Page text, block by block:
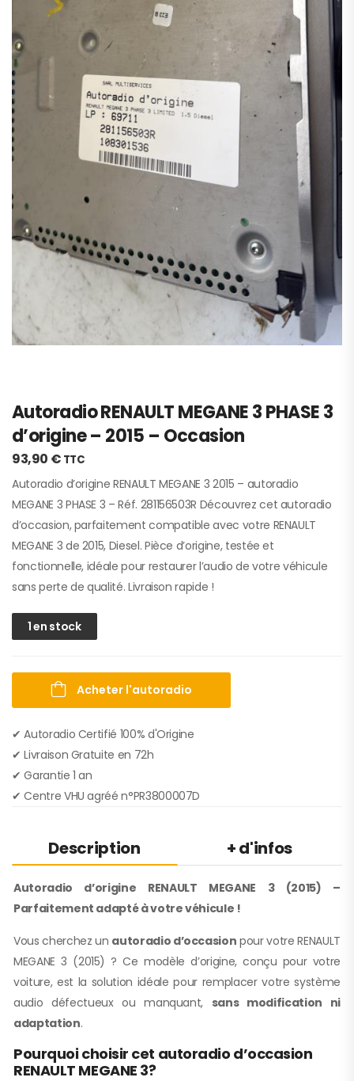
Autoradio RENAULT MEGANE 3 PHASE 3
d’origine – 2015 – Occasion
93,90 € TTC
Autoradio d’origine RENAULT MEGANE 3 2015 – autoradio
MEGANE 3 PHASE 3 – Réf. 281156503R Découvrez cet autoradio
d’occasion, parfaitement compatible avec votre RENAULT
MEGANE 3 de 2015, Diesel. Pièce d’origine, testée et
fonctionnelle, idéale pour restaurer l’audio de votre véhicule
sans perte de qualité. Livraison rapide !
1 en stock
Acheter l'autoradio
✔ Autoradio Certifié 100% d'Origine
✔︎ Livraison Gratuite en 72h
✔︎ Garantie 1 an
✔︎ Centre VHU agréé n°PR3800007D
Description + d'infos
Autoradio d’origine RENAULT MEGANE 3 (2015) –
Parfaitement adapté à votre véhicule !
Vous cherchez un autoradio d’occasion pour votre RENAULT
MEGANE 3 (2015) ? Ce modèle d’origine, conçu pour votre
voiture, est la solution idéale pour remplacer votre système
audio défectueux ou manquant, sans modification ni
adaptation.
Pourquoi choisir cet autoradio d’occasion
RENAULT MEGANE 3?